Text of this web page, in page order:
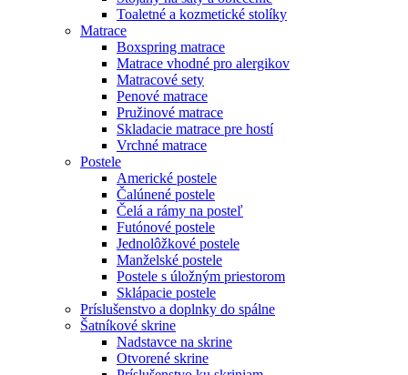
Toaletné a kozmetické stolíky
Matrace
Boxspring matrace
Matrace vhodné pro alergikov
Matracové sety
Penové matrace
Pružinové matrace
Skladacie matrace pre hostí
Vrchné matrace
Postele
Americké postele
Čalúnené postele
Čelá a rámy na posteľ
Futónové postele
Jednolôžkové postele
Manželské postele
Postele s úložným priestorom
Sklápacie postele
Príslušenstvo a doplnky do spálne
Šatníkové skrine
Nadstavce na skrine
Otvorené skrine